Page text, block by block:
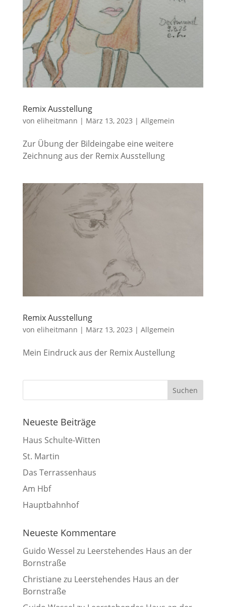
Remix Ausstellung
von eliheitmann | März 13, 2023 | Allgemein
Zur Übung der Bildeingabe eine weitere
Zeichnung aus der Remix Ausstellung
Remix Ausstellung
von eliheitmann | März 13, 2023 | Allgemein
Mein Eindruck aus der Remix Austellung
Neueste Beiträge
Haus Schulte-Witten
St. Martin
Das Terrassenhaus
Am Hbf
Hauptbahnhof
Neueste Kommentare
Guido Wessel zu Leerstehendes Haus an der
Bornstraße
Christiane zu Leerstehendes Haus an der
Bornstraße